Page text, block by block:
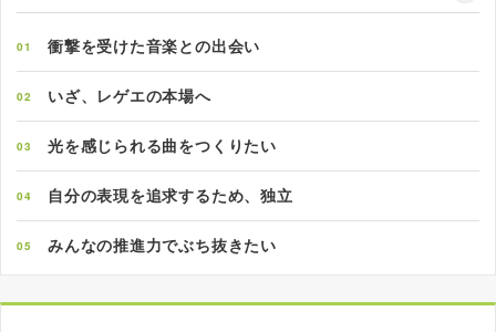
01 衝撃を受けた音楽との出会い
02 いざ、レゲエの本場へ
03 光を感じられる曲をつくりたい
04 自分の表現を追求するため、独立
05 みんなの推進力でぶち抜きたい